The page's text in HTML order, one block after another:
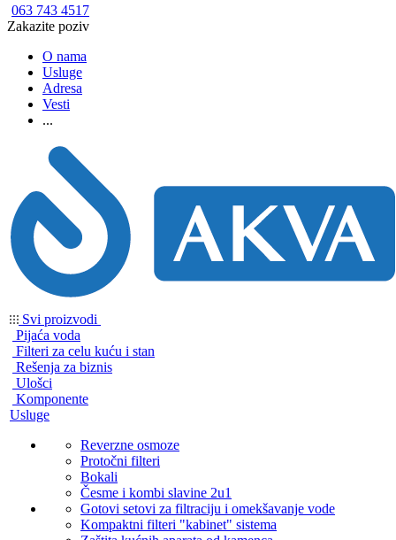
063 743 4517
Zakazite poziv
O nama
Usluge
Adresa
Vesti
...
Svi proizvodi
Pijaća voda
Filteri za celu kuću i stan
Rešenja za biznis
Ulošci
Komponente
Usluge
Reverzne osmoze
Protočni filteri
Bokali
Česme i kombi slavine 2u1
Gotovi setovi za filtraciju i omekšavanje vode
Kompaktni filteri "kabinet" sistema